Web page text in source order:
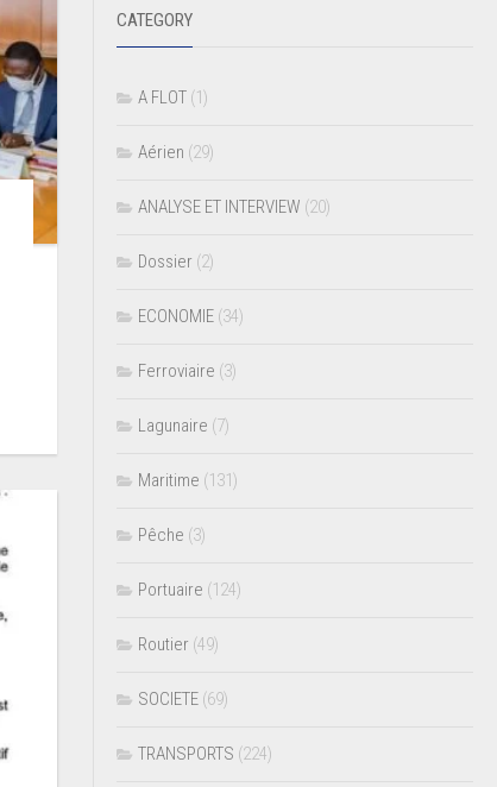
CATEGORY
A FLOT (1)
Aérien (29)
ANALYSE ET INTERVIEW (20)
Dossier (2)
ECONOMIE (34)
Ferroviaire (3)
Lagunaire (7)
Maritime (131)
Pêche (3)
Portuaire (124)
Routier (49)
SOCIETE (69)
TRANSPORTS (224)